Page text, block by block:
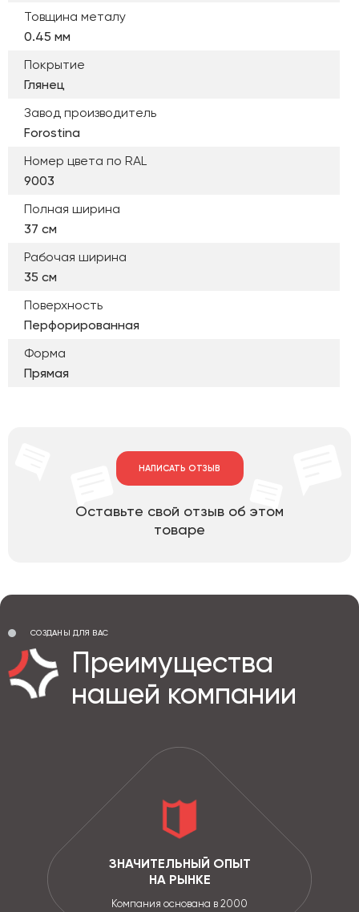
Товщина металу
0.45 мм
Покрытие
Глянец
Завод производитель
Forostina
Номер цвета по RAL
9003
Полная ширина
37 см
Рабочая ширина
35 см
Поверхность
Перфорированная
Форма
Прямая
НАПИСАТЬ ОТЗЫВ
Оставьте свой отзыв об этом
товаре
СОЗДАНЫ ДЛЯ ВАС
Преимущества
нашей компании
ЗНАЧИТЕЛЬНЫЙ ОПЫТ
НА РЫНКЕ
Компания основана в 2000